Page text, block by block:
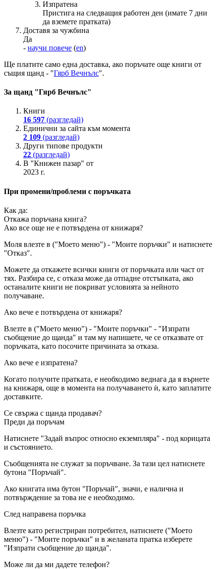
Изпратена
Пристига на следващия работен ден (имате 7 дни
да вземете пратката)
Доставя за чужбина
Да
- научи повече (en)
Ще платите само една доставка, ако поръчате още книги от
същия щанд - "Гярб Вечнълс".
За щанд "Гярб Вечнълс"
Книги
16 597 (разгледай)
Единични за сайта към момента
2 109 (разгледай)
Други типове продукти
22 (разгледай)
В "Книжен пазар" от
2023 г.
При промени/проблеми с поръчката
Как да:
Откажа поръчана книга?
Ако все още не е потвърдена от книжаря?
Моля влезте в ("Моето меню") - "Моите поръчки" и натиснете
"Отказ".
Можете да откажете всички книги от поръчката или част от
тях. Разбира се, с отказа може да отпадне отстъпката, ако
останалите книги не покриват условията за нейното
получаване.
Ако вече е потвърдена от книжаря?
Влезте в ("Моето меню") - "Моите поръчки" - "Изпрати
съобщение до щанда" и там му напишете, че се отказвате от
поръчката, като посочите причината за отказа.
Ако вече е изпратена?
Когато получите пратката, е необходимо веднага да я върнете
на книжаря, още в момента на получаването ѝ, като заплатите
доставките.
Се свържа с щанда продавач?
Преди да поръчам
Натиснете "Задай въпрос относно екземпляра" - под корицата
и състоянието.
Съобщенията не служат за поръчване. За тази цел натиснете
бутона "Поръчай".
Ако книгата има бутон "Поръчай", значи, е налична и
потвърждение за това не е необходимо.
След направена поръчка
Влезте като регистриран потребител, натиснете ("Моето
меню") - "Моите поръчки" и в желаната пратка изберете
"Изпрати съобщение до щанда".
Може ли да ми дадете телефон?